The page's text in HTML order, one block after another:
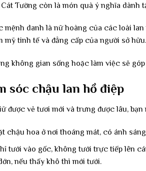
Tường còn là món quà ý nghĩa dành
mệnh danh là nữ hoàng của các loài
mỹ tinh tế và đẳng cấp của người sở hữu.
không gian sống hoặc làm việc sẽ
sóc chậu lan hồ điệp
được vẻ tươi mới và trưng được lâu,
chậu hoa ở nơi thoáng mát, có ánh
tưới vào gốc, không tưới trực tiếp lên
nếu thấy khô thì mới tưới.